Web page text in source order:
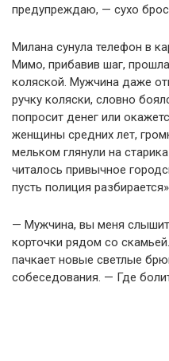
предупреждаю, — сухо
Милана сунула телефон в
Мимо, прибавив шаг,
коляской. Мужчина даже
ручку коляски, словно
попросит денег или
женщины средних лет,
мельком глянули на
читалось привычное
пусть полиция
— Мужчина, вы меня
корточки рядом со
пачкает новые светлые
собеседования. — Где